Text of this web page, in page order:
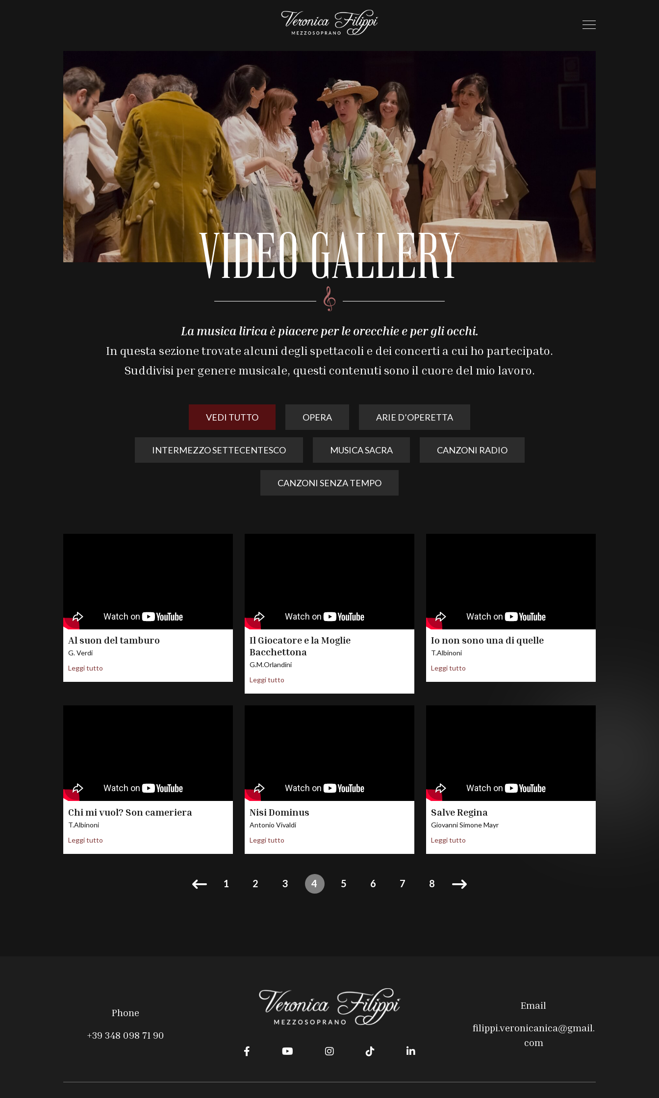
VIDEO GALLERY
La musica lirica è piacere per le orecchie e per gli occhi.
In questa sezione trovate alcuni degli spettacoli e dei concerti a cui ho partecipato.
Suddivisi per genere musicale, questi contenuti sono il cuore del mio lavoro.
VEDI TUTTO OPERA ARIE D’OPERETTA
INTERMEZZO SETTECENTESCO MUSICA SACRA CANZONI RADIO
CANZONI SENZA TEMPO
Al suon del tamburo
G. Verdi
Leggi tutto
Il Giocatore e la Moglie
Bacchettona
G.M.Orlandini
Leggi tutto
Io non sono una di quelle
T.Albinoni
Leggi tutto
Chi mi vuol? Son cameriera
T.Albinoni
Leggi tutto
Nisi Dominus
Antonio Vivaldi
Leggi tutto
Salve Regina
Giovanni Simone Mayr
Leggi tutto
1 2 3 4 5 6 7 8
Phone
+39 348 098 71 90
Email
filippi.veronicanica@gmail.
com